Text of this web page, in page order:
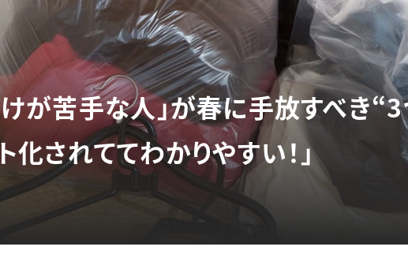
けが苦手な人」が春に手放すべき
化されててわかりやすい！」